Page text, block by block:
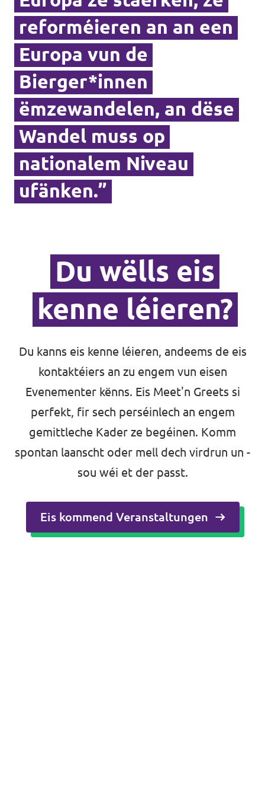
reforméieren an an een
Europa vun de
Bierger*innen
ëmzewandelen, an dëse
Wandel muss op
nationalem Niveau
ufänken.”
Du wëlls eis
kenne léieren?
Du kanns eis kenne léieren, andeems de eis
kontaktéiers an zu engem vun eisen
Evenementer kënns. Eis Meet'n Greets si
perfekt, fir sech perséinlech an engem
gemittleche Kader ze begéinen. Komm
spontan laanscht oder mell dech virdrun un -
sou wéi et der passt.
Eis kommend Veranstaltungen